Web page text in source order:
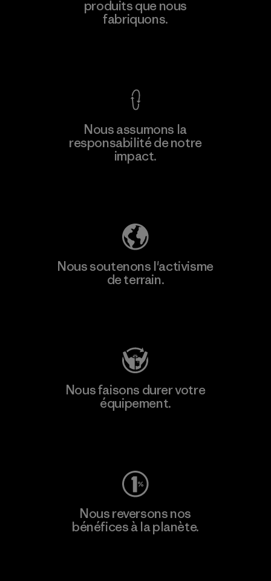
produits que nous
fabriquons.
Nous assumons la
responsabilité de notre
impact.
Nous soutenons l'activisme
de terrain.
Nous faisons durer votre
équipement.
Nous reversons nos
bénéfices à la planète.